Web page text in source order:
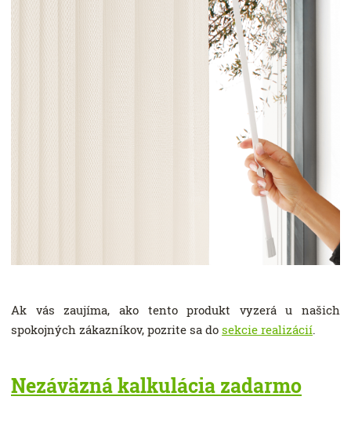
Ak vás zaujíma, ako tento produkt vyzerá u našich
spokojných zákazníkov, pozrite sa do sekcie realizácií.
Nezáväzná kalkulácia zadarmo